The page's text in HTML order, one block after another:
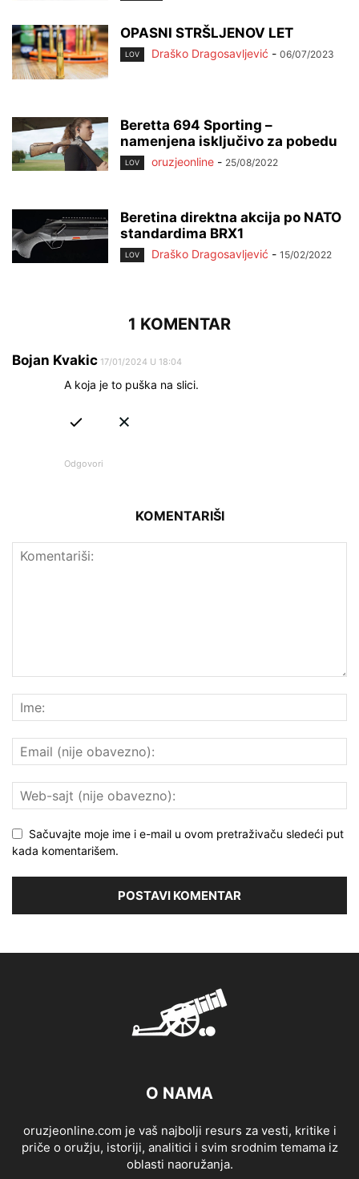
OPASNI STRŠLJENOV LET
LOV Draško Dragosavljević - 06/07/2023
Beretta 694 Sporting –
namenjena isključivo za pobedu
LOV oruzjeonline - 25/08/2022
Beretina direktna akcija po NATO
standardima BRX1
LOV Draško Dragosavljević - 15/02/2022
1 KOMENTAR
Bojan Kvakic 17/01/2024 U 18:04
A koja je to puška na slici.
Odgovori
KOMENTARIŠI
Sačuvajte moje ime i e-mail u ovom pretraživaču sledeći put
kada komentarišem.
O NAMA
oruzjeonline.com je vaš najbolji resurs za vesti, kritike i
priče o oružju, istoriji, analitici i svim srodnim temama iz
oblasti naoružanja.